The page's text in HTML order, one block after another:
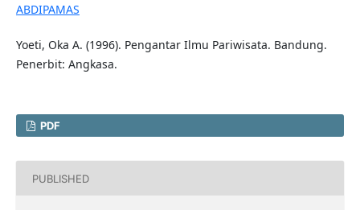
ABDIPAMAS
Yoeti, Oka A. (1996). Pengantar Ilmu Pariwisata. Bandung.
Penerbit: Angkasa.
PDF
PUBLISHED